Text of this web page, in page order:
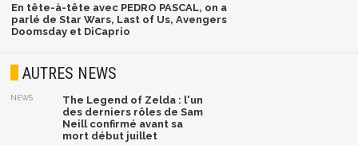
En tête-à-tête avec PEDRO PASCAL, on a
parlé de Star Wars, Last of Us, Avengers
Doomsday et DiCaprio
AUTRES NEWS
NEWS
The Legend of Zelda : l'un
des derniers rôles de Sam
Neill confirmé avant sa
mort début juillet